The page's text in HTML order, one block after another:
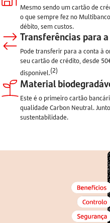
Mesmo sendo um cartão de
o que sempre fez no
débito, sem custos.
Transferências para
Pode transferir para a conta à
seu cartão de crédito, desde
disponível.(2)
Material
Este é o primeiro cartão
qualidade Carbon Neutral.
sustentabilidade.